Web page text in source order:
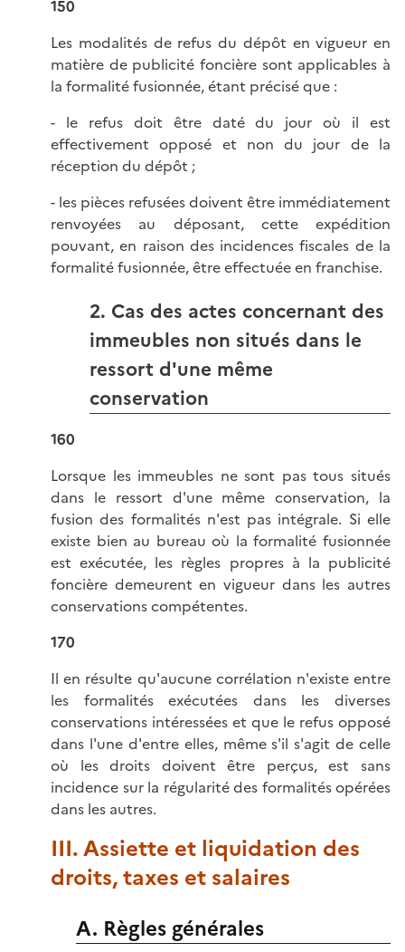
150
Les modalités de refus du dépôt en vigueur en
matière de publicité foncière sont applicables à
la formalité fusionnée, étant précisé que :
- le refus doit être daté du jour où il est
effectivement opposé et non du jour de la
réception du dépôt ;
- les pièces refusées doivent être immédiatement
renvoyées au déposant, cette expédition
pouvant, en raison des incidences fiscales de la
formalité fusionnée, être effectuée en franchise.
2. Cas des actes concernant des
immeubles non situés dans le
ressort d'une même
conservation
160
Lorsque les immeubles ne sont pas tous situés
dans le ressort d'une même conservation, la
fusion des formalités n'est pas intégrale. Si elle
existe bien au bureau où la formalité fusionnée
est exécutée, les règles propres à la publicité
foncière demeurent en vigueur dans les autres
conservations compétentes.
170
Il en résulte qu'aucune corrélation n'existe entre
les formalités exécutées dans les diverses
conservations intéressées et que le refus opposé
dans l'une d'entre elles, même s'il s'agit de celle
où les droits doivent être perçus, est sans
incidence sur la régularité des formalités opérées
dans les autres.
III. Assiette et liquidation des
droits, taxes et salaires
A. Règles générales